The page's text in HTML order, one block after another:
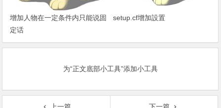
增加人物在一定条件内只能说固
定话
setup.cf增加設置
为“正文底部小工具”添加小工具